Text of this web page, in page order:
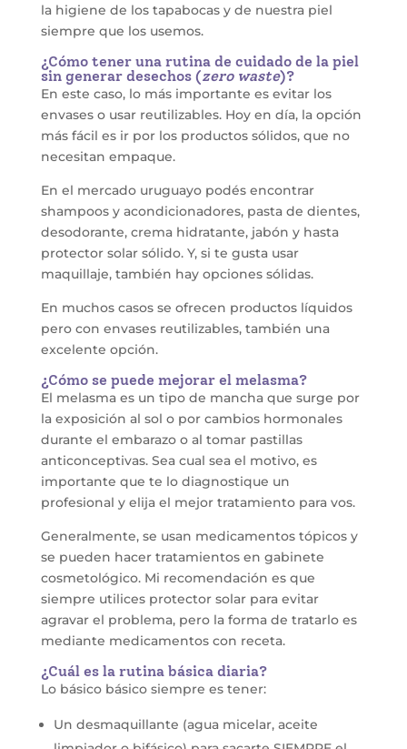
la higiene de los tapabocas y de nuestra piel
siempre que los usemos.
¿Cómo tener una rutina de cuidado de la piel
sin generar desechos (zero waste)?
En este caso, lo más importante es evitar los
envases o usar reutilizables. Hoy en día, la opción
más fácil es ir por los productos sólidos, que no
necesitan empaque.
En el mercado uruguayo podés encontrar
shampoos y acondicionadores, pasta de dientes,
desodorante, crema hidratante, jabón y hasta
protector solar sólido. Y, si te gusta usar
maquillaje, también hay opciones sólidas.
En muchos casos se ofrecen productos líquidos
pero con envases reutilizables, también una
excelente opción.
¿Cómo se puede mejorar el melasma?
El melasma es un tipo de mancha que surge por
la exposición al sol o por cambios hormonales
durante el embarazo o al tomar pastillas
anticonceptivas. Sea cual sea el motivo, es
importante que te lo diagnostique un
profesional y elija el mejor tratamiento para vos.
Generalmente, se usan medicamentos tópicos y
se pueden hacer tratamientos en gabinete
cosmetológico. Mi recomendación es que
siempre utilices protector solar para evitar
agravar el problema, pero la forma de tratarlo es
mediante medicamentos con receta.
¿Cuál es la rutina básica diaria?
Lo básico básico siempre es tener:
Un desmaquillante (agua micelar, aceite